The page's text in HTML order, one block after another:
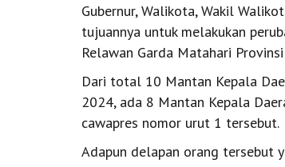
Gubernur, Walikota, Wakil
tujuannya untuk melakukan
Relawan Garda Matahari
Dari total 10 Mantan Kepala
2024, ada 8 Mantan Kepala
cawapres nomor urut 1 tersebut.
Adapun delapan orang tersebut